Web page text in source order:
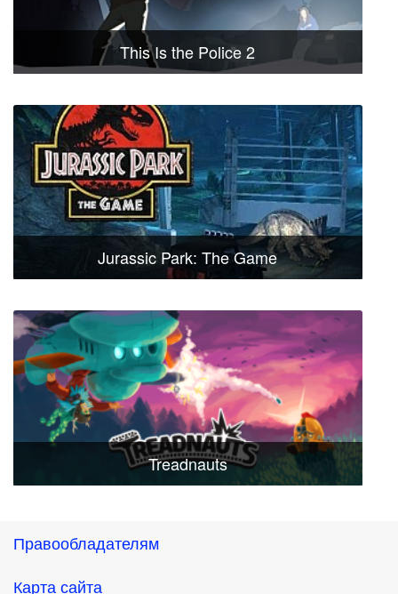
This Is the Police 2
Jurassic Park: The Game
Treadnauts
Правообладателям
Карта сайта